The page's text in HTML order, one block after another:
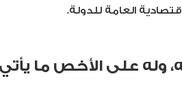
العامة للدولة.
وله على الأخص ما